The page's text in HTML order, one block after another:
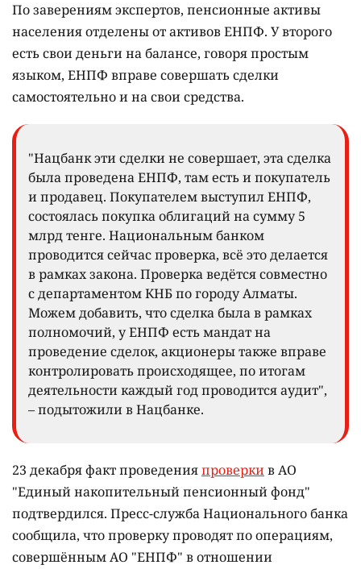
По заверениям экспертов, пенсионные активы
населения отделены от активов ЕНПФ. У второго
есть свои деньги на балансе, говоря простым
языком, ЕНПФ вправе совершать сделки
самостоятельно и на свои средства.
"Нацбанк эти сделки не совершает, эта сделка
была проведена ЕНПФ, там есть и покупатель
и продавец. Покупателем выступил ЕНПФ,
состоялась покупка облигаций на сумму 5
млрд тенге. Национальным банком
проводится сейчас проверка, всё это делается
в рамках закона. Проверка ведётся совместно
с департаментом КНБ по городу Алматы.
Можем добавить, что сделка была в рамках
полномочий, у ЕНПФ есть мандат на
проведение сделок, акционеры также вправе
контролировать происходящее, по итогам
деятельности каждый год проводится аудит",
– подытожили в Нацбанке.
23 декабря факт проведенияпроверкив АО
"Единый накопительный пенсионный фонд"
подтвердился. Пресс-служба Национального банка
сообщила, что проверку проводят по операциям,
совершённым АО "ЕНПФ" в отношении